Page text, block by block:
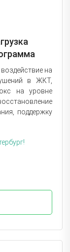
на
в ЖКТ,
на уровне
поддержку